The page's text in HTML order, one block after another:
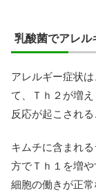
乳酸菌でアレル
アレルギー症状
て、Ｔｈ２が増
反応が起こされる
キムチに含まれ
方でＴｈ１を増
細胞の働きが正